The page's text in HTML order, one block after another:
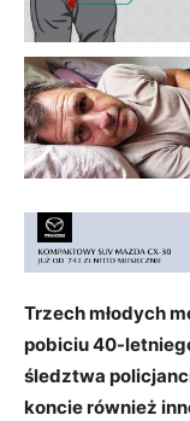
Trzech młodych
pobiciu 40-
śledztwa
koncie również